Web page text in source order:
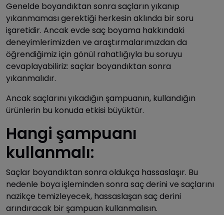
Genelde boyandıktan sonra saçların yıkanıp
yıkanmaması gerektiği herkesin aklında bir soru
işaretidir. Ancak evde saç boyama hakkındaki
deneyimlerimizden ve araştırmalarımızdan da
öğrendiğimiz için gönül rahatlığıyla bu soruyu
cevaplayabiliriz: saçlar boyandıktan sonra
yıkanmalıdır.
Ancak saçlarını yıkadığın şampuanın, kullandığın
ürünlerin bu konuda etkisi büyüktür.
Hangi şampuanı
kullanmalı:
Saçlar boyandıktan sonra oldukça hassaslaşır. Bu
nedenle boya işleminden sonra saç derini ve saçlarını
nazikçe temizleyecek, hassaslaşan saç derini
arındıracak bir şampuan kullanmalısın.